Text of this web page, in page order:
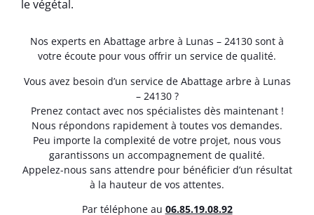
le végétal.
Nos experts en Abattage arbre à Lunas – 24130 sont à
votre écoute pour vous offrir un service de qualité.
Vous avez besoin d’un service de Abattage arbre à Lunas
– 24130 ?
Prenez contact avec nos spécialistes dès maintenant !
Nous répondons rapidement à toutes vos demandes.
Peu importe la complexité de votre projet, nous vous
garantissons un accompagnement de qualité.
Appelez-nous sans attendre pour bénéficier d’un résultat
à la hauteur de vos attentes.
Par téléphone au 06.85.19.08.92